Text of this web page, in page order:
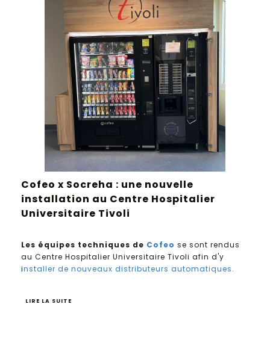
Cofeo x Socreha : une nouvelle
installation au Centre Hospitalier
Universitaire Tivoli
Les équipes techniques de Cofeo se sont rendus
au Centre Hospitalier Universitaire Tivoli afin d'y
installer de nouveaux distributeurs automatiques.
LIRE LA SUITE